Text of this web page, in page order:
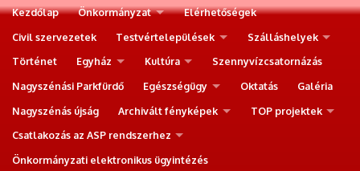
Kezdőlap Önkormányzat
Elérhetőségek
Civil szervezetek
Testvértelepülések
Szálláshelyek
Történet
Egyház Kultúra
Szennyvízcsatornázás
Nagyszénási Parkfürdő
Egészségügy Oktatás
Galéria
Nagyszénás újság
Archivált fényképek
TOP projektek
Csatlakozás az ASP rendszerhez
Önkormányzati elektronikus ügyintézés